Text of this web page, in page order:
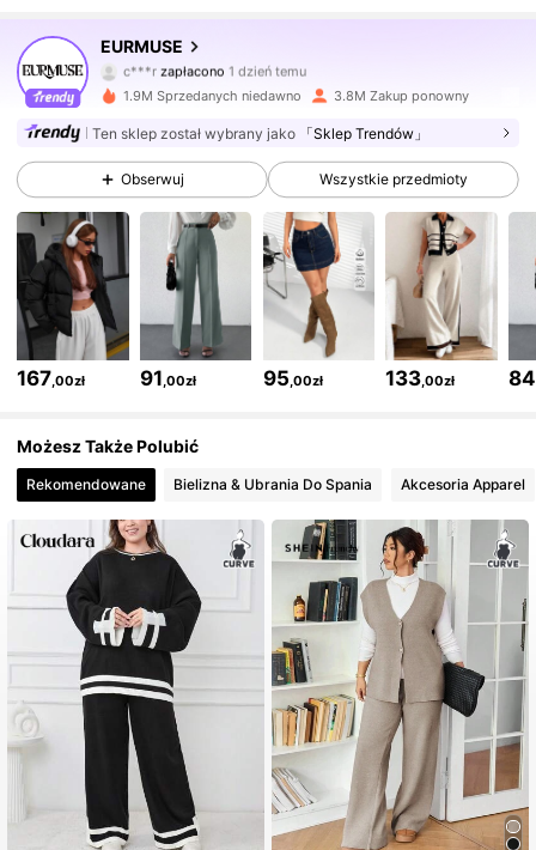
EURMUSE
4,75
c***rzapłacono
N***Lzaobserwował(-a)5 godzin(y) temu
4,75 355K Obserwujący
4,75 355K Obserwujący
4,75 355K Obserwujący
4,75
4,75
355K Obserwujący
4,75 355K Obserwujący
4,75 355K Obserwujący
4,75 355K Obserwujący
1.9M Sprzedanych niedawno 3.8M Zakup ponowny
Ten sklep został wybrany jako 「Sklep Trendów」
Obserwuj Wszystkie przedmioty
167 ,00zł 91 ,00zł 95 ,00zł 133 ,00zł 84
Możesz Także Polubić
Rekomendowane Bielizna & Ubrania Do Spania Akcesoria Apparel